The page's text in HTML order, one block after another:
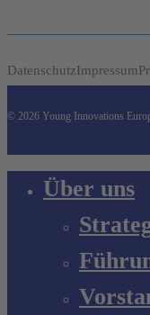
DatenschutzImpressum
© 2026 Young Innovations
Menu
Über uns